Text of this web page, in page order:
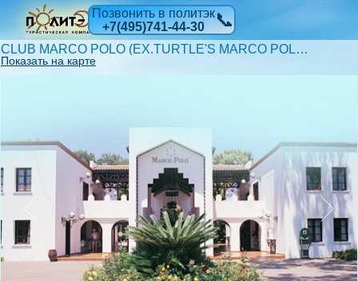
Позвонить в политэк
+7(495)741-44-30
📞
CLUB MARCO POLO (EX.TURTLE'S MARCO POLO CLUB) HV-1
Показать на карте